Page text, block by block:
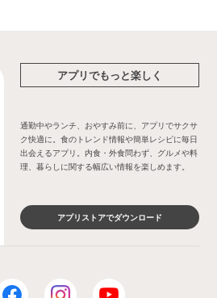
アプリでもっと楽しく
通勤中やランチ、おやすみ前に、アプリでサクサ
ク快適に。食のトレンド情報や簡単レシピに毎日
出会えるアプリ。内食・外食問わず、グルメや料
理、暮らしに関する幅広い情報を楽しめます。
アプリストアでダウンロード